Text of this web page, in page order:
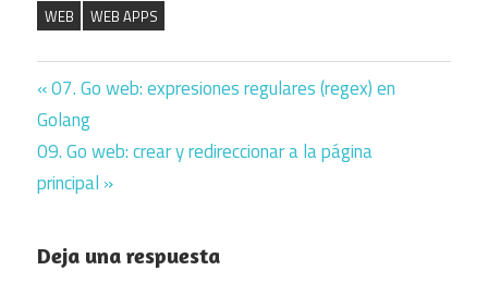
WEB
WEB APPS
Navegación
de
Previous
Post:
07. Go web: expresiones regulares (regex) en
Golang
Next
Post:
09. Go web: crear y redireccionar a la página
principal
Deja una respuesta